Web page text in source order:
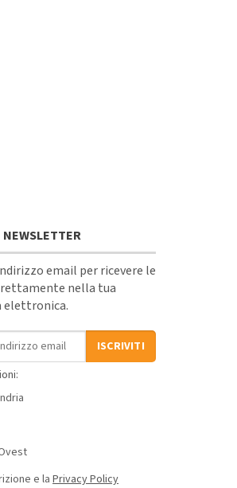
email per ricevere le
nella tua
elettronica.
ISCRIVITI
e la Privacy Policy